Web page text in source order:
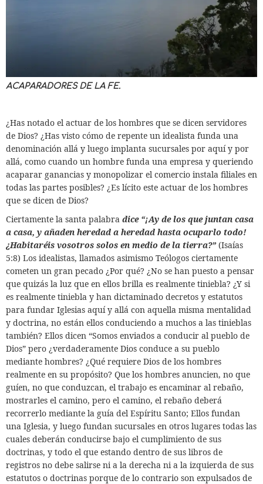
ACAPARADORES DE LA FE.
¿Has notado el actuar de los hombres que se dicen servidores
de Dios? ¿Has visto cómo de repente un idealista funda una
denominación allá y luego implanta sucursales por aquí y por
allá, como cuando un hombre funda una empresa y queriendo
acaparar ganancias y monopolizar el comercio instala filiales en
todas las partes posibles? ¿Es lícito este actuar de los hombres
que se dicen de Dios?
Ciertamente la santa palabra dice “¡Ay de los que juntan casa
a casa, y añaden heredad a heredad hasta ocuparlo todo!
¿Habitaréis vosotros solos en medio de la tierra?”(Isaías
5:8) Los idealistas, llamados asimismo Teólogos ciertamente
cometen un gran pecado ¿Por qué? ¿No se han puesto a pensar
que quizás la luz que en ellos brilla es realmente tiniebla? ¿Y si
es realmente tiniebla y han dictaminado decretos y estatutos
para fundar Iglesias aquí y allá con aquella misma mentalidad
y doctrina, no están ellos conduciendo a muchos a las tinieblas
también? Ellos dicen “Somos enviados a conducir al pueblo de
Dios” pero ¿verdaderamente Dios conduce a su pueblo
mediante hombres? ¿Qué requiere Dios de los hombres
realmente en su propósito? Que los hombres anuncien, no que
guíen, no que conduzcan, el trabajo es encaminar al rebaño,
mostrarles el camino, pero el camino, el rebaño deberá
recorrerlo mediante la guía del Espíritu Santo; Ellos fundan
una Iglesia, y luego fundan sucursales en otros lugares todas las
cuales deberán conducirse bajo el cumplimiento de sus
doctrinas, y todo el que estando dentro de sus libros de
registros no debe salirse ni a la derecha ni a la izquierda de sus
estatutos o doctrinas porque de lo contrario son expulsados de